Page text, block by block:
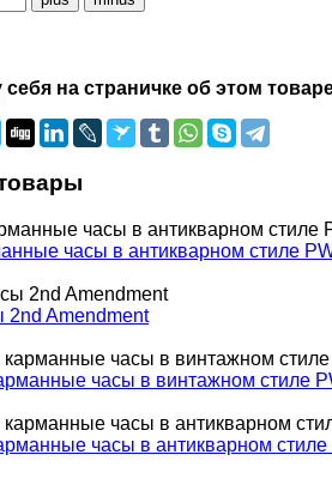
себя на страничке об этом
часы в антикварном стиле
Amendment
часы в винтажном стиле
часы в антикварном